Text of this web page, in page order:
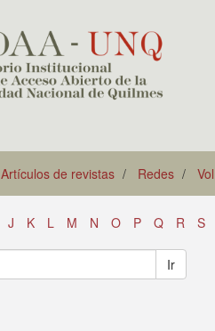
Artículos de revistas Redes
J K L M N O P Q R S
Ir